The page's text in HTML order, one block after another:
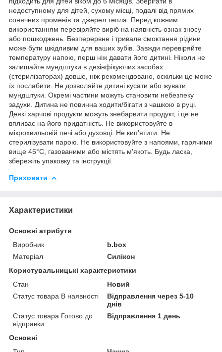
недоступному для дітей, сухому місці, подалі від прямих
сонячних променів та джерел тепла. Перед кожним
використанням перевіряйте виріб на наявність ознак зносу
або пошкоджень. Безперервне і тривале смоктання рідини
може бути шкідливим для ваших зубів. Завжди перевіряйте
температуру напою, перш ніж давати його дитині. Ніколи не
залишайте мундштуки в дезінфікуючих засобах
(стерилізаторах) довше, ніж рекомендовано, оскільки це може
їх послабити. Не дозволяйте дитині кусати або жувати
мундштуки. Окремі частини можуть становити небезпеку
задухи. Дитина не повинна ходити/бігати з чашкою в руці.
Деякі харчові продукти можуть знебарвити продукт, і це не
впливає на його придатність. Не використовуйте в
мікрохвильовій печі або духовці. Не кип'ятити. Не
стерилізувати парою. Не використовуйте з напоями, гарячими
вище 45°C, газованими або містять м'якоть. Будь ласка,
збережіть упаковку та інструкції.
Приховати
Характеристики
Основні атрибути
Виробник
b.box
Матеріал
Силікон
Користувальницькі характеристики
Стан
Новий
Статус товара В наявності
Відправлення через 5-10
днів
Статус товара Готово до
відправки
Відправлення 1 день
Основні